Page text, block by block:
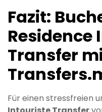
Fazit:
Transfer
Für einen stressfreien